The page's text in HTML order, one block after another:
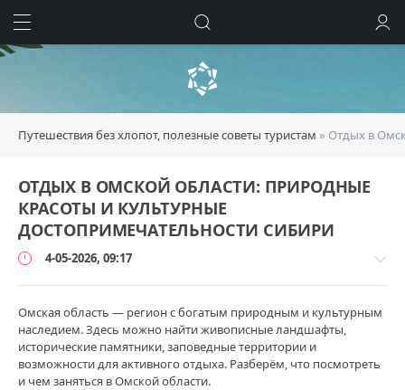
Путешествия без хлопот, полезные советы туристам » Отдых в
ОТДЫХ В ОМСКОЙ ОБЛАСТИ: ПРИРОДНЫЕ
КРАСОТЫ И КУЛЬТУРНЫЕ
ДОСТОПРИМЕЧАТЕЛЬНОСТИ СИБИРИ
4-05-2026, 09:17
11
Омская область — регион с богатым природным и культурным
наследием. Здесь можно найти живописные ландшафты,
исторические памятники, заповедные территории и
возможности для активного отдыха. Разберём, что посмотреть
и чем заняться в Омской области.